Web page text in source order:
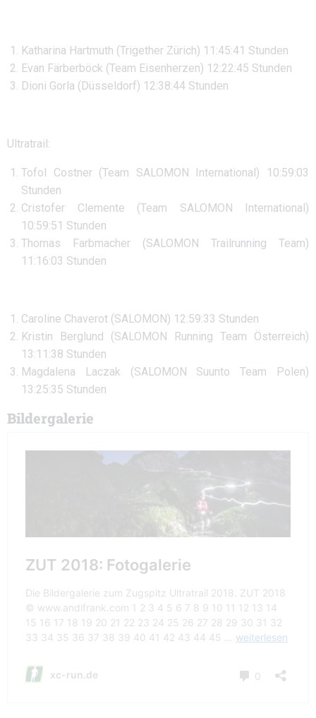
Katharina Hartmuth (Trigether Zürich) 11:45:41 Stunden
Evan Färberböck (Team Eisenherzen) 12:22:45 Stunden
Dioni Gorla (Düsseldorf) 12:38:44 Stunden
Ultratrail:
Tofol Costner (Team SALOMON International) 10:59:03
Stunden
Cristofer Clemente (Team SALOMON International)
10:59:51 Stunden
Thomas Farbmacher (SALOMON Trailrunning Team)
11:16:03 Stunden
Caroline Chaverot (SALOMON) 12:59:33 Stunden
Kristin Berglund (SALOMON Running Team Österreich)
13:11:38 Stunden
Magdalena Laczak (SALOMON Suunto Team Polen)
13:25:35 Stunden
Bildergalerie